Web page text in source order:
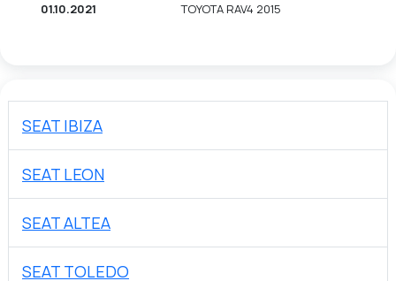
01.10.2021 TOYOTA RAV4 2015
SEAT IBIZA
SEAT LEON
SEAT ALTEA
SEAT TOLEDO